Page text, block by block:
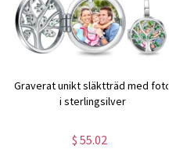
Graverat unikt släktträd med foto
i sterlingsilver
$ 55.02